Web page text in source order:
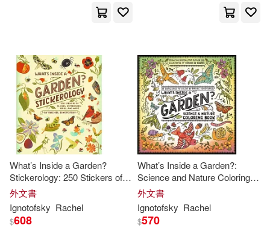
可海外宅配(61)
可港澳店取(61)
可新加坡店取(61)
可菲律賓店取(61)
What’s Inside a Garden?
Stickerology: 250 Stickers of
Blooms, Butterflies, Birds, and
More; Stickers for Gardeners,
Nature-Lovers, and More;
Stickers
外文書
Ignotofsky Rachel
$608
What’s Inside a Garden?:
Science and Nature Coloring
Book: 40 Drawings to Color
外文書
Ignotofsky Rachel
$570